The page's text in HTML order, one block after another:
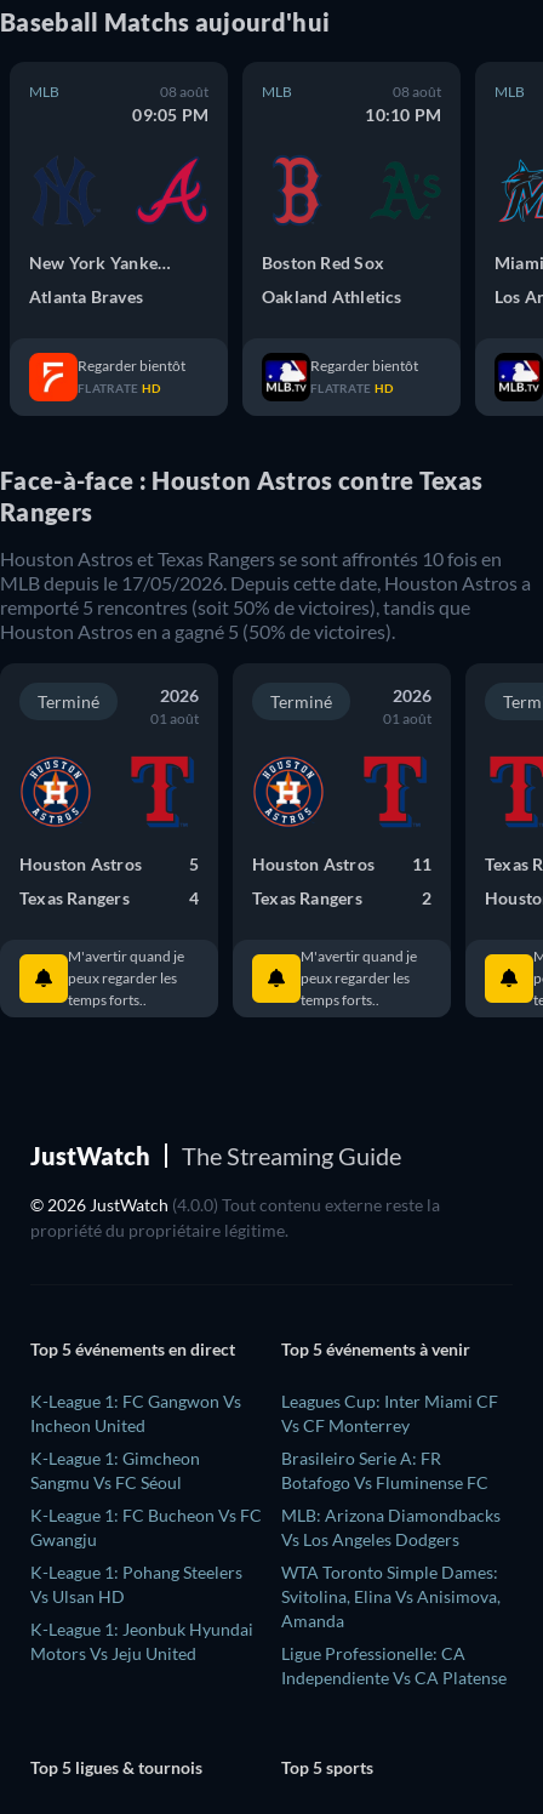
Baseball Matchs aujourd'hui
MLB 08 août
09:05 PM
New York Yankees
Atlanta Braves
Regarder bientôt
FLATRATE HD
MLB 08 août
10:10 PM
Boston Red Sox
Oakland Athletics
Regarder bientôt
FLATRATE HD
MLB
Face-à-face : Houston Astros contre Texas
Rangers
Houston Astros etTexas Rangers se sont affrontés 10fois en
MLBdepuis le 17/05/2026 . Depuis cette date, Houston Astros a
remporté 5 rencontres (soit 50% de victoires), tandis que
Houston Astros en a gagné 5 (50% de victoires).
Terminé 2026
01 août
Houston Astros
5
Texas Rangers
4
M'avertir quand je
peux regarder les
temps forts..
Terminé 2026
01 août
Houston Astros
11
Texas Rangers
2
M'avertir quand je
peux regarder les
temps forts..
Texas
JustWatch The Streaming Guide
© 2026 JustWatch (4.0.0) Tout contenu externe reste la
propriété du propriétaire légitime.
Top 5 événements en direct
K-League 1: FC Gangwon Vs
Incheon United
K-League 1: Gimcheon
Sangmu Vs FC Séoul
K-League 1: FC Bucheon Vs FC
Gwangju
K-League 1: Pohang Steelers
Vs Ulsan HD
K-League 1: Jeonbuk Hyundai
Motors Vs Jeju United
Top 5 événements à venir
Leagues Cup: Inter Miami CF
Vs CF Monterrey
Brasileiro Serie A: FR
Botafogo Vs Fluminense FC
MLB: Arizona Diamondbacks
Vs Los Angeles Dodgers
WTA Toronto Simple Dames:
Svitolina, Elina Vs Anisimova,
Amanda
Ligue Professionelle: CA
Independiente Vs CA Platense
Top 5 ligues & tournois Top 5 sports